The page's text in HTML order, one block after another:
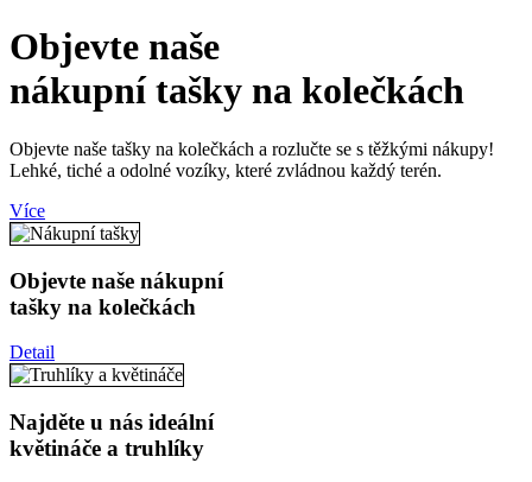
Objevte naše
nákupní tašky na kolečkách
Objevte naše tašky na kolečkách a rozlučte se s těžkými nákupy!
Lehké, tiché a odolné vozíky, které zvládnou každý terén.
Více
Objevte naše nákupní
tašky na kolečkách
Detail
Najděte u nás ideální
květináče a truhlíky